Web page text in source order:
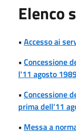
Elenco
• Accesso ai
• Concessione
l'11 agosto
• Concessione
prima dell'11
• Messa a